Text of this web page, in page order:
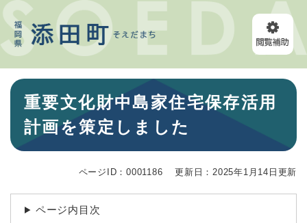
ペ
ー
の
メニューを飛ばして本文へ
本
重要文化財中島家住宅保存活用
計画を策定しました
ページID：0001186 更新日：2025年1月14日更新
ページ内目次